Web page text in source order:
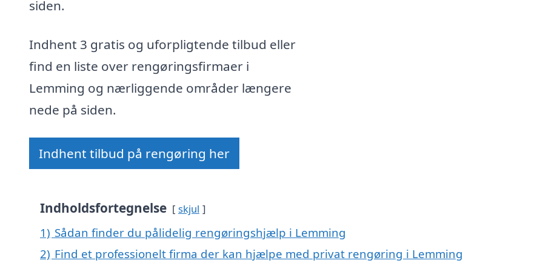
siden.
Indhent 3 gratis og uforpligtende tilbud eller
find en liste over rengøringsfirmaer i
Lemming og nærliggende områder længere
nede på siden.
Indhent tilbud på rengøring her
Indholdsfortegnelse skjul
1) Sådan finder du pålidelig rengøringshjælp i Lemming
2) Find et professionelt firma der kan hjælpe med privat rengøring i Lemming